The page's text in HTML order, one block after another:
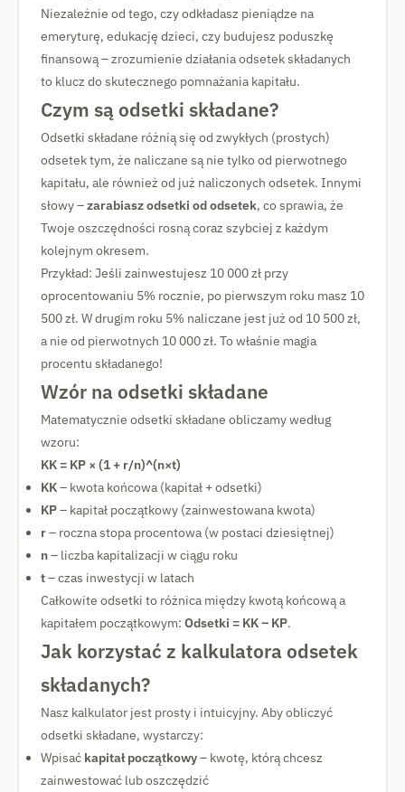
Niezależnie od tego, czy odkładasz pieniądze na
emeryturę, edukację dzieci, czy budujesz poduszkę
finansową – zrozumienie działania odsetek składanych
to klucz do skutecznego pomnażania kapitału.
Czym są odsetki składane?
Odsetki składane różnią się od zwykłych (prostych)
odsetek tym, że naliczane są nie tylko od pierwotnego
kapitału, ale również od już naliczonych odsetek. Innymi
słowy –zarabiasz odsetki od odsetek, co sprawia, że
Twoje oszczędności rosną coraz szybciej z każdym
kolejnym okresem.
Przykład: Jeśli zainwestujesz 10 000 zł przy
oprocentowaniu 5% rocznie, po pierwszym roku masz 10
500 zł. W drugim roku 5% naliczane jest już od 10 500 zł,
a nie od pierwotnych 10 000 zł. To właśnie magia
procentu składanego!
Wzór na odsetki składane
Matematycznie odsetki składane obliczamy według
wzoru:
KK = KP × (1 + r/n)^(n×t)
KK– kwota końcowa (kapitał + odsetki)
KP– kapitał początkowy (zainwestowana kwota)
r– roczna stopa procentowa (w postaci dziesiętnej)
n– liczba kapitalizacji w ciągu roku
t– czas inwestycji w latach
Całkowite odsetki to różnica między kwotą końcową a
kapitałem początkowym: Odsetki = KK – KP.
Jak korzystać z kalkulatora odsetek
składanych?
Nasz kalkulator jest prosty i intuicyjny. Aby obliczyć
odsetki składane, wystarczy:
Wpisać kapitał początkowy– kwotę, którą chcesz
zainwestować lub oszczędzić